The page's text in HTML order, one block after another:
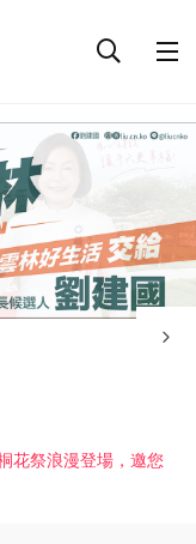
花祭浪漫登場，邀您